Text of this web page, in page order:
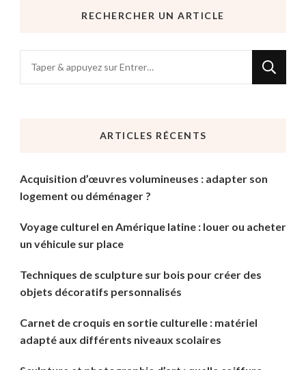
RECHERCHER UN ARTICLE
recherchiez
ARTICLES RÉCENTS
Acquisition d’œuvres volumineuses : adapter son
logement ou déménager ?
Voyage culturel en Amérique latine : louer ou acheter
un véhicule sur place
Techniques de sculpture sur bois pour créer des
objets décoratifs personnalisés
Carnet de croquis en sortie culturelle : matériel
adapté aux différents niveaux scolaires